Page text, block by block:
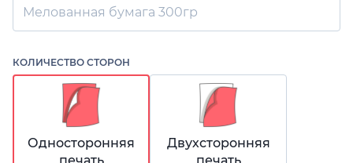
Мелованная бумага 300гр
КОЛИЧЕСТВО СТОРОН
Односторонняя
Двухсторонняя